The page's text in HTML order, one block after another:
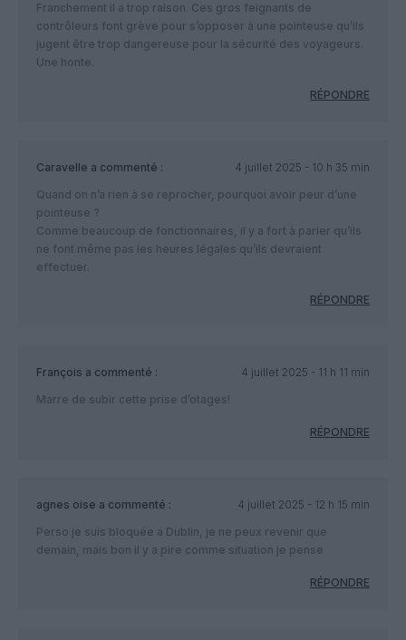
Franchement il a trop raison. Ces gros feignants de
contrôleurs font grève pour s’opposer à une pointeuse qu’ils
jugent être trop dangereuse pour la sécurité des voyageurs.
Une honte.
RÉPONDRE
Caravelle a commenté :
4 juillet 2025 - 10 h 35 min
Quand on n’a rien à se reprocher, pourquoi avoir peur d’une
pointeuse ?
Comme beaucoup de fonctionnaires, il y a fort à parier qu’ils
ne font même pas les heures légales qu’ils devraient
effectuer.
RÉPONDRE
François a commenté :
4 juillet 2025 - 11 h 11 min
Marre de subir cette prise d’otages!
RÉPONDRE
agnes oise a commenté :
4 juillet 2025 - 12 h 15 min
Perso je suis bloquée a Dublin, je ne peux revenir que
demain, mais bon il y a pire comme situation je pense
RÉPONDRE